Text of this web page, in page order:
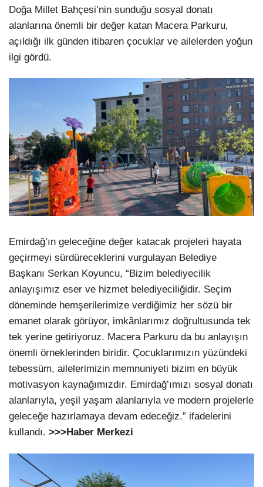
Doğa Millet Bahçesi’nin sunduğu sosyal donatı
alanlarına önemli bir değer katan Macera Parkuru,
açıldığı ilk günden itibaren çocuklar ve ailelerden yoğun
ilgi gördü.
Emirdağ’ın geleceğine değer katacak projeleri hayata
geçirmeyi sürdüreceklerini vurgulayan Belediye
Başkanı Serkan Koyuncu, “Bizim belediyecilik
anlayışımız eser ve hizmet belediyeciliğidir. Seçim
döneminde hemşerilerimize verdiğimiz her sözü bir
emanet olarak görüyor, imkânlarımız doğrultusunda tek
tek yerine getiriyoruz. Macera Parkuru da bu anlayışın
önemli örneklerinden biridir. Çocuklarımızın yüzündeki
tebessüm, ailelerimizin memnuniyeti bizim en büyük
motivasyon kaynağımızdır. Emirdağ’ımızı sosyal donatı
alanlarıyla, yeşil yaşam alanlarıyla ve modern projelerle
geleceğe hazırlamaya devam edeceğiz.” ifadelerini
kullandı. >>>Haber Merkezi